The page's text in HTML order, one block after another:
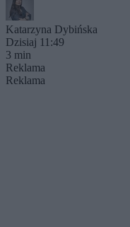
Katarzyna Dybińska
Dzisiaj 11:49
3 min
Reklama
Reklama